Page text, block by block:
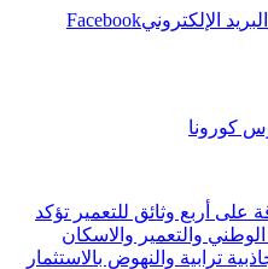
البريد الإلكترونيFacebook
كورونا
على أربع وثائق للتعمير تؤكد
والتعمير والاسكان
ترابية والنهوض بالاستثمار